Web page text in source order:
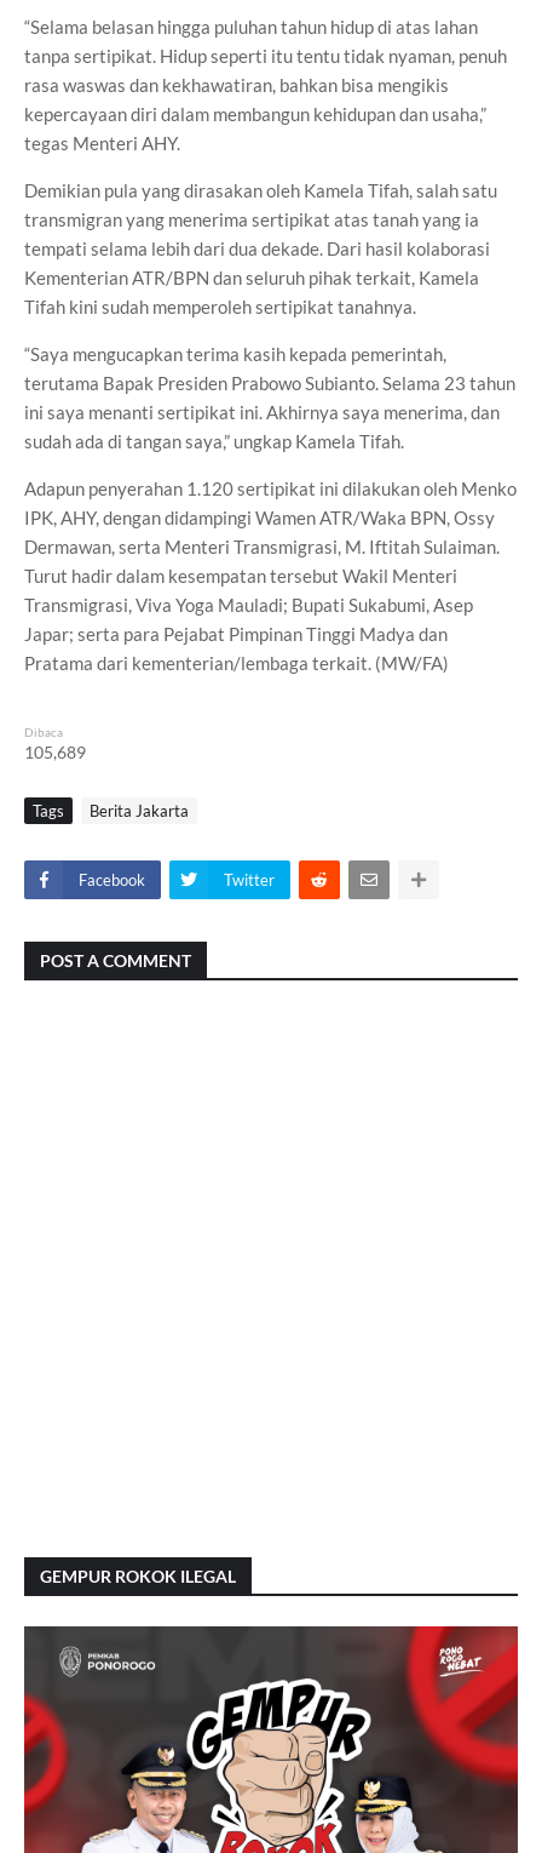
“Selama belasan hingga puluhan tahun hidup di atas lahan
tanpa sertipikat. Hidup seperti itu tentu tidak nyaman, penuh
rasa waswas dan kekhawatiran, bahkan bisa mengikis
kepercayaan diri dalam membangun kehidupan dan usaha,”
tegas Menteri AHY.
Demikian pula yang dirasakan oleh Kamela Tifah, salah satu
transmigran yang menerima sertipikat atas tanah yang ia
tempati selama lebih dari dua dekade. Dari hasil kolaborasi
Kementerian ATR/BPN dan seluruh pihak terkait, Kamela
Tifah kini sudah memperoleh sertipikat tanahnya.
“Saya mengucapkan terima kasih kepada pemerintah,
terutama Bapak Presiden Prabowo Subianto. Selama 23 tahun
ini saya menanti sertipikat ini. Akhirnya saya menerima, dan
sudah ada di tangan saya,” ungkap Kamela Tifah.
Adapun penyerahan 1.120 sertipikat ini dilakukan oleh Menko
IPK, AHY, dengan didampingi Wamen ATR/Waka BPN, Ossy
Dermawan, serta Menteri Transmigrasi, M. Iftitah Sulaiman.
Turut hadir dalam kesempatan tersebut Wakil Menteri
Transmigrasi, Viva Yoga Mauladi; Bupati Sukabumi, Asep
Japar; serta para Pejabat Pimpinan Tinggi Madya dan
Pratama dari kementerian/lembaga terkait. (MW/FA)
Dibaca
105,689
Tags Berita Jakarta
Facebook Twitter
POST A COMMENT
GEMPUR ROKOK ILEGAL